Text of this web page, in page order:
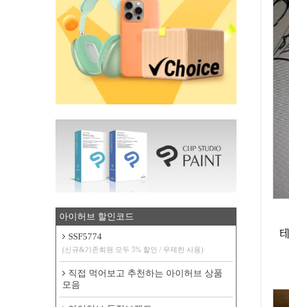
아이허브 할인코드
SSF5774
(신규&기존회원 모두 5% 할인 / 무제한 사용)
직접 먹어보고 추천하는 아이허브 상품
모음